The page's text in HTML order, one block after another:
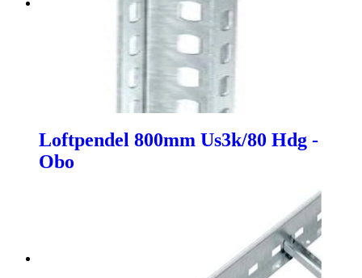
Loftpendel 800mm Us3k/80 Hdg -
Obo